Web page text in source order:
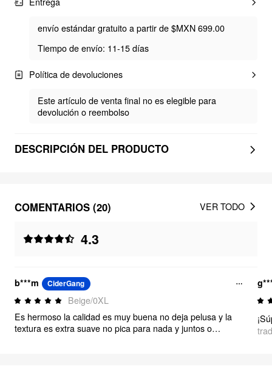
envío estándar gratuito a partir de $MXN 699.00
Tiempo de envío: 11-15 días
Política de devoluciones
Este artículo de venta final no es elegible para
devolución o reembolso
DESCRIPCIÓN DEL PRODUCTO
COMENTARIOS (20)
4.3
VER TODO
b***m CiderGang
Beige/0XL
Es hermoso la calidad es muy buena no deja pelusa y la
textura es extra suave no pica para nada y juntos o